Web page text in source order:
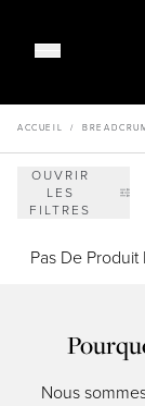
Caves À
Sous-Plan
Gamme
Fours
Plaques
Meet
Events
Où
ACCUEIL /
OUVRIR
LES
FILTRES
Pas De
Nous